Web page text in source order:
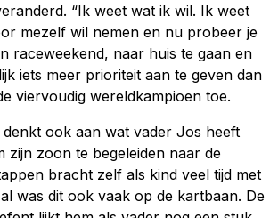
“Ik weet wat ik wil. Ik weet
mezelf wil nemen en nu probeer je
raceweekend, naar huis te gaan en
iets meer prioriteit aan te geven dan
viervoudig wereldkampioen toe.
ook aan wat vader Jos heeft
zijn zoon te begeleiden naar de
bracht zelf als kind veel tijd met
was dit ook vaak op de kartbaan. De